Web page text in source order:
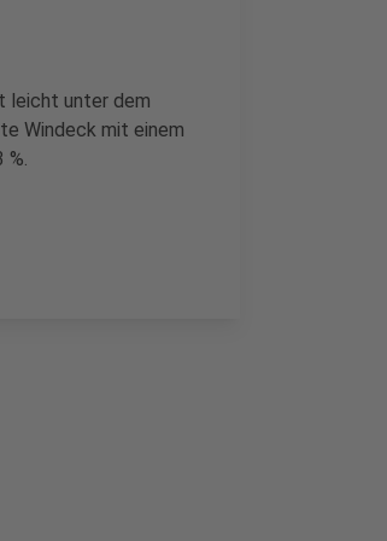
leicht unter dem
Windeck mit einem
%.